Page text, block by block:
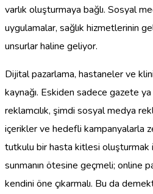
varlık oluşturmaya bağlı. Sosyal
uygulamalar, sağlık hizmetlerinin
unsurlar haline geliyor.
Dijital pazarlama, hastaneler ve
kaynağı. Eskiden sadece gazete ya
reklamcılık, şimdi sosyal medya
içerikler ve hedefli kampanyalarla
tutkulu bir hasta kitlesi oluşturmak
sunmanın ötesine geçmeli; online
kendini öne çıkarmalı. Bu da